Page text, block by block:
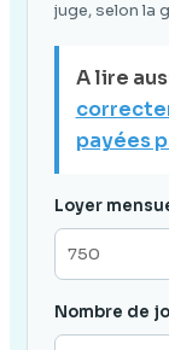
juge, selon la
A lire
payées
Loyer
Nombre de